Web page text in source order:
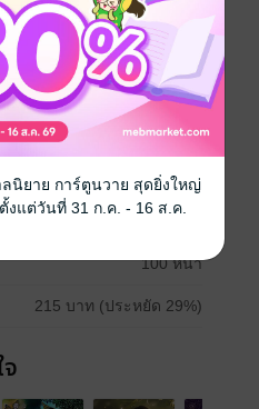
าย ปรัชญา เรื่องเล่า
pdf
100 หน้า
215 บาท (ประหยัด 29%)
ลนิยาย การ์ตูนวาย สุดยิ่งใหญ่
แต่วันที่ 31 ก.ค. - 16 ส.ค.